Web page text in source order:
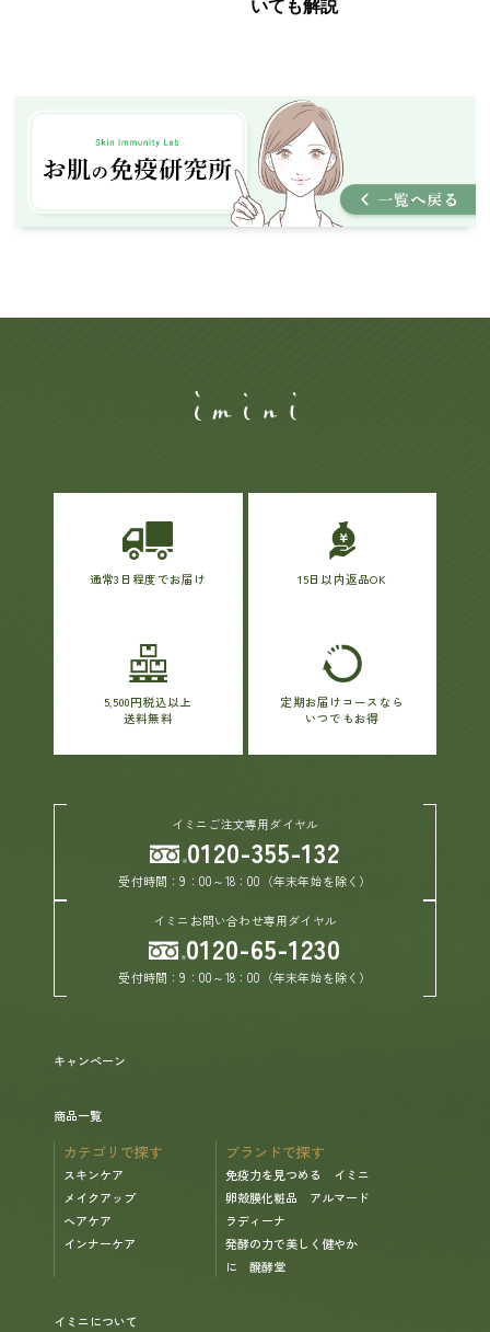
いても解説
通常3日程度でお届け 15日以内返品OK
5,500円税込以上
送料無料
定期お届けコースなら
いつでもお得
キャンペーン
商品一覧
カテゴリで探す
スキンケア
メイクアップ
ヘアケア
インナーケア
ブランドで探す
免疫力を見つめる イミニ
卵殻膜化粧品 アルマード
ラディーナ
発酵の力で美しく健やか
に 醗酵堂
イミニについて
イミニご注文専用ダイヤル
0120-355-132
受付時間：9：00～18：00（年末年始を除く）
イミニお問い合わせ専用ダイヤル
0120-65-1230
受付時間：9：00～18：00（年末年始を除く）